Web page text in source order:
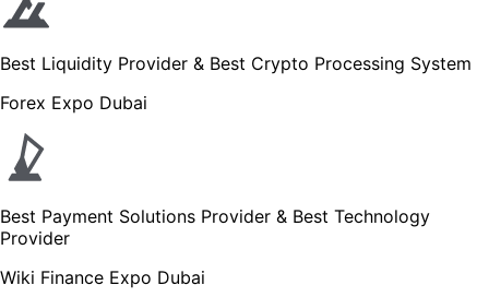
Best Liquidity Provider & Best Crypto Processing System
Forex Expo Dubai
Best Payment Solutions Provider & Best Technology
Provider
Wiki Finance Expo Dubai